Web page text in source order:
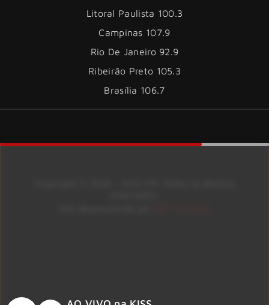
Litoral Paulista 100.3
Campinas 107.9
Rio De Janeiro 92.9
Ribeirão Preto 105.3
Brasília 106.7